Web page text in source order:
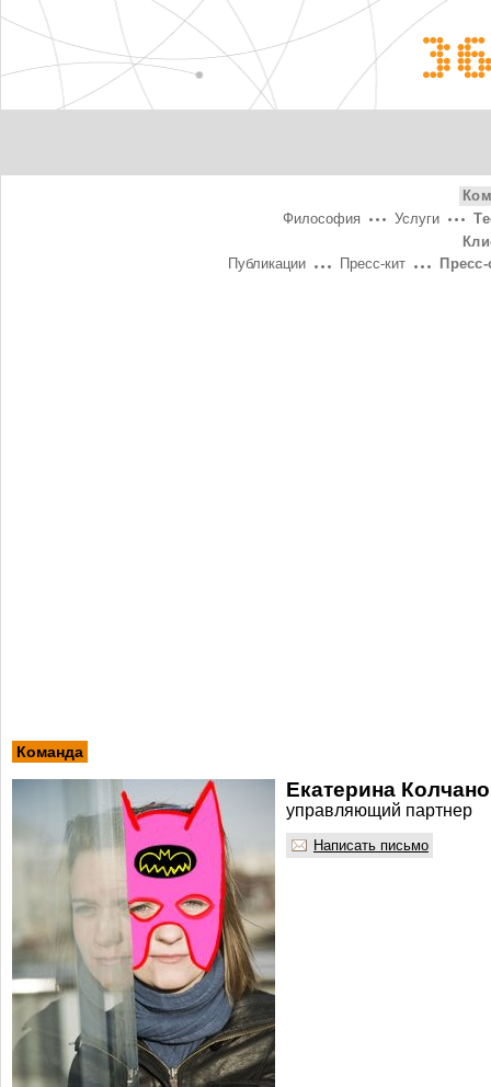
Услуги
Философия
Пресс-кит
Публикации
Команда
Екатерина
управляющий партнер
Написать письмо